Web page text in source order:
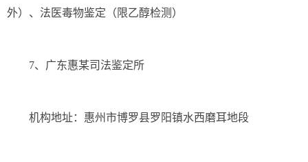
外）、法医毒物鉴定（限乙醇检测）
7、广东惠某司法鉴定所
机构地址：惠州市博罗县罗阳镇水西磨耳地段